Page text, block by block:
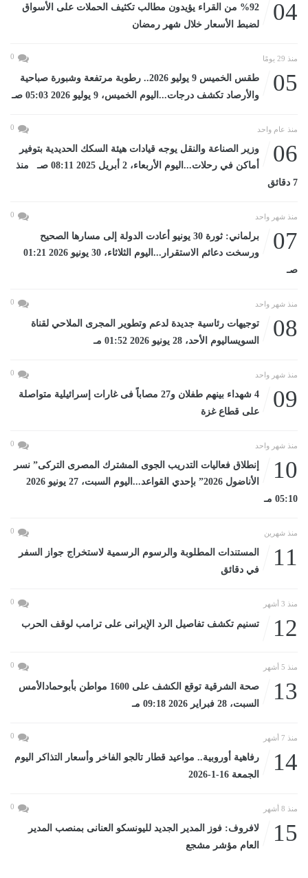
04
%92 من القراء يؤيدون مطالب تكثيف الحملات على الأسواق
لضبط الأسعار خلال شهر رمضان
منذ 29 يومًا 0
05
طقس الخميس 9 يوليو 2026.. رطوبة مرتفعة وشبورة صباحية
والأرصاد تكشف درجات...اليوم الخميس، 9 يوليو 2026 05:03 صـ
منذ عام واحد 0
06
وزير الصناعة والنقل يوجه قيادات هيئة السكك الحديدية بتوفير
أماكن في رحلات...اليوم الأربعاء، 2 أبريل 2025 08:11 صـ منذ
7 دقائق
منذ شهر واحد 0
07
برلماني: ثورة 30 يونيو أعادت الدولة إلى مسارها الصحيح
ورسخت دعائم الاستقرار...اليوم الثلاثاء، 30 يونيو 2026 01:21
صـ
منذ شهر واحد 0
08
توجيهات رئاسية جديدة لدعم وتطوير المجرى الملاحي لقناة
السويساليوم الأحد، 28 يونيو 2026 01:52 مـ
منذ شهر واحد 0
09
4 شهداء بينهم طفلان و27 مصاباً فى غارات إسرائيلية متواصلة
على قطاع غزة
منذ شهر واحد 0
10
إنطلاق فعاليات التدريب الجوى المشترك المصرى التركى” نسر
الأناضول 2026” بإحدي القواعد...اليوم السبت، 27 يونيو 2026
05:10 مـ
منذ شهرين 0
11
المستندات المطلوبة والرسوم الرسمية لاستخراج جواز السفر
في دقائق
منذ 3 أشهر 0
12 تسنيم تكشف تفاصيل الرد الإيرانى على ترامب لوقف الحرب
منذ 5 أشهر 0
13
صحة الشرقية توقع الكشف على 1600 مواطن بأبوحمادالأمس
السبت، 28 فبراير 2026 09:18 مـ
منذ 7 أشهر 0
14
رفاهية أوروبية.. مواعيد قطار تالجو الفاخر وأسعار التذاكر اليوم
الجمعة 16-1-2026
منذ 8 أشهر 0
15
لافروف: فوز المدير الجديد لليونسكو العنانى بمنصب المدير
العام مؤشر مشجع